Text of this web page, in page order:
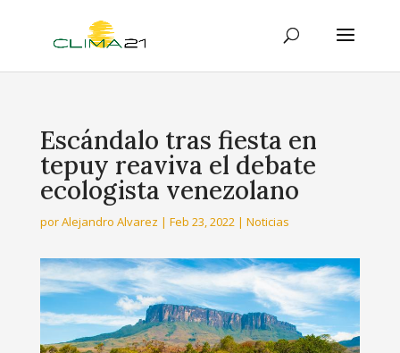
Escándalo tras fiesta en
tepuy reaviva el debate
ecologista venezolano
porAlejandro Alvarez | Feb 23, 2022| Noticias